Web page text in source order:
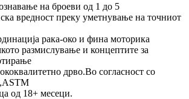
на броеви од 1 до 5
вредност преку уметнување на точниот
рака-око и фина моторика
размислување и концептите за
дрво.Во согласност со
од 18+ месеци.